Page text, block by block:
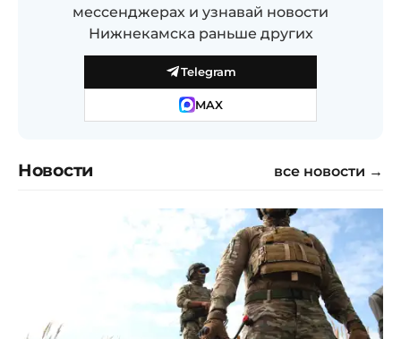
мессенджерах и узнавай новости
Нижнекамска раньше других
Telegram
MAX
Новости все новости →